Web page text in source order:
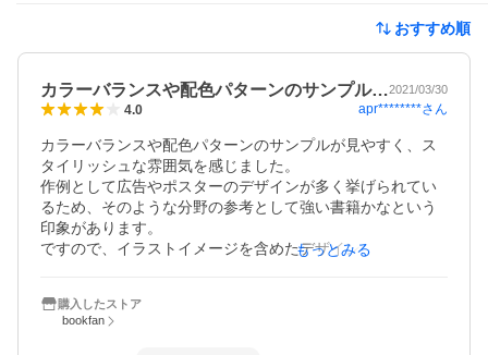
おすすめ順
カラーバランスや配色パターンのサンプル…2021/03/30
4.0 apr********さん
カラーバランスや配色パターンのサンプルが見やすく、ス
タイリッシュな雰囲気を感じました。
作例として広告やポスターのデザインが多く挙げられてい
るため、そのような分野の参考として強い書籍かなという
印象があります。
ですので、イラストイメージを含めたデザインの参考が欲
勉強になりました。
もっとみる
購入したストア
bookfan